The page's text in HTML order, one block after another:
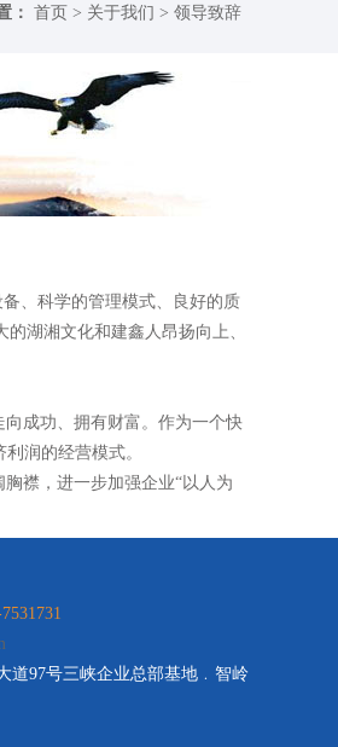
： 首页 > 关于我们 > 领导致辞
、科学的管理模式、良好的质
湖湘文化和建鑫人昂扬向上、
成功、拥有财富。作为一个快
润的经营模式。
襟，进一步加强企业“以人为
道97号三峡企业总部基地﹒智岭